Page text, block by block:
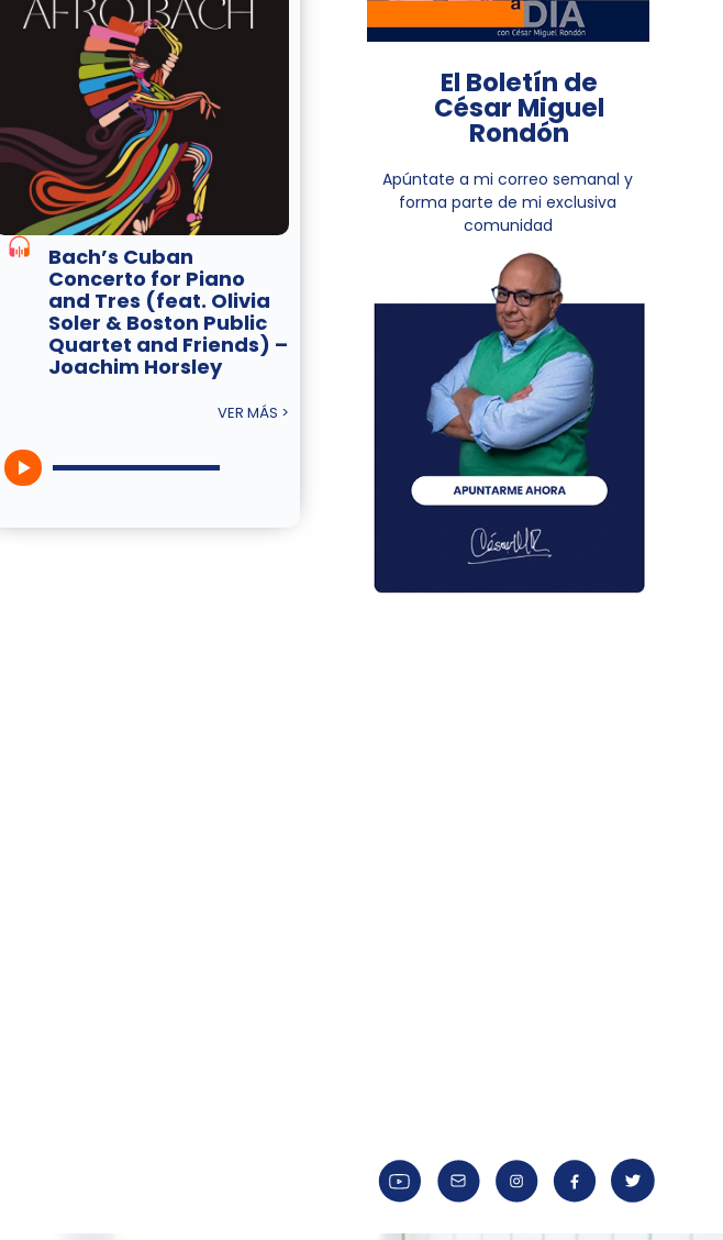
Bach’s Cuban
Concerto for Piano
and Tres (feat. Olivia
Soler & Boston Public
Quartet and Friends) –
Joachim Horsley
VER MÁS >
El Boletín de
César Miguel
Rondón
Apúntate a mi correo semanal y
forma parte de mi exclusiva
comunidad